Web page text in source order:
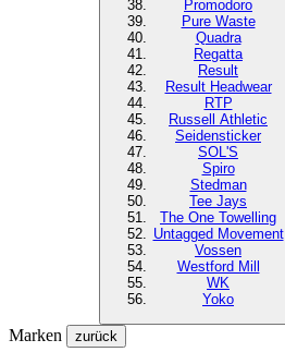
Promodoro
Pure Waste
Quadra
Regatta
Result
Result Headwear
RTP
Russell Athletic
Seidensticker
SOL'S
Spiro
Stedman
Tee Jays
The One Towelling
Untagged Movement
Vossen
Westford Mill
WK
Yoko
Marken zurück